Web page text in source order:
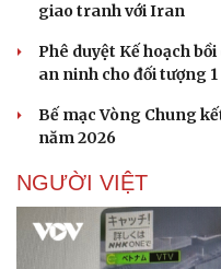
giao tranh với Iran
Phê duyệt Kế hoạch
an ninh cho đối tượng 1
Bế mạc Vòng Chung
năm 2026
NGƯỜI VIỆT